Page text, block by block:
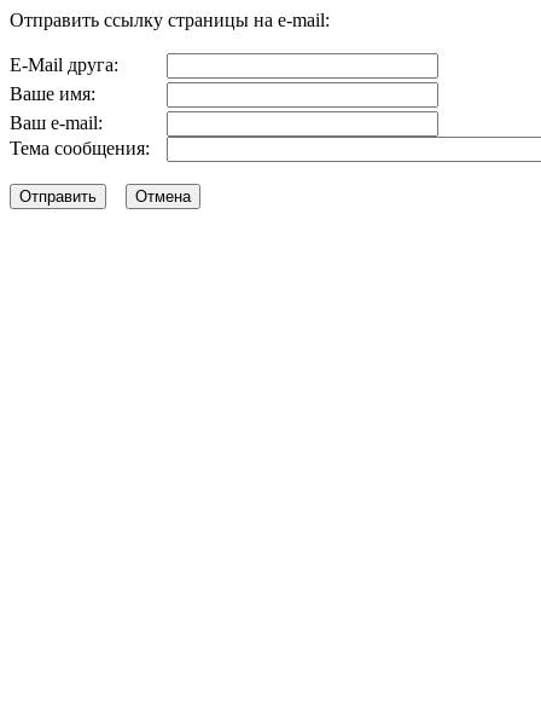
Отправить ссылку страницы на e-mail:
E-Mail друга:
Ваше имя:
Ваш e-mail:
Тема сообщения: